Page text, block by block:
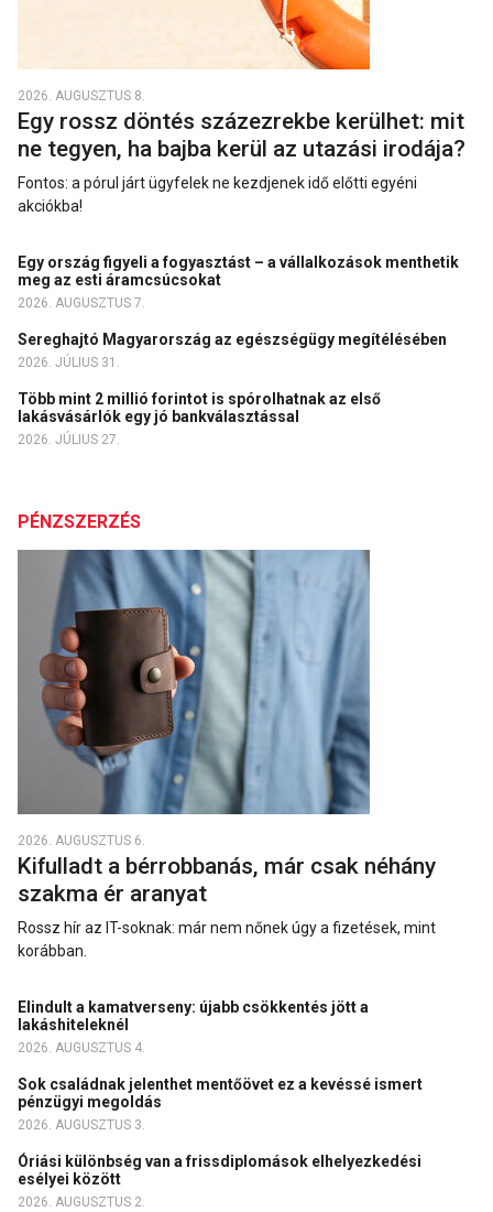
2026. AUGUSZTUS 8.
Egy rossz döntés százezrekbe kerülhet: mit
ne tegyen, ha bajba kerül az utazási irodája?
Fontos: a pórul járt ügyfelek ne kezdjenek idő előtti egyéni
akciókba!
Egy ország figyeli a fogyasztást – a vállalkozások menthetik
meg az esti áramcsúcsokat
2026. AUGUSZTUS 7.
Sereghajtó Magyarország az egészségügy megítélésében
2026. JÚLIUS 31.
Több mint 2 millió forintot is spórolhatnak az első
lakásvásárlók egy jó bankválasztással
2026. JÚLIUS 27.
PÉNZSZERZÉS
2026. AUGUSZTUS 6.
Kifulladt a bérrobbanás, már csak néhány
szakma ér aranyat
Rossz hír az IT-soknak: már nem nőnek úgy a fizetések, mint
korábban.
Elindult a kamatverseny: újabb csökkentés jött a
lakáshiteleknél
2026. AUGUSZTUS 4.
Sok családnak jelenthet mentőövet ez a kevéssé ismert
pénzügyi megoldás
2026. AUGUSZTUS 3.
Óriási különbség van a frissdiplomások elhelyezkedési
esélyei között
2026. AUGUSZTUS 2.